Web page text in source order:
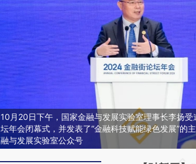
10月20日下午，国家金融与发展实验室理事长李扬
坛年会闭幕式，并发表了“金融科技赋能绿色发展”的
融与发展实验室公众号